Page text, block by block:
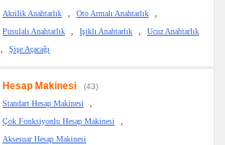
Akrilik Anahtarlık , Oto Armalı Anahtarlık ,
Pusulalı Anahtarlık , Işıklı Anahtarlık , Ucuz Anahtarlık
, Şişe Açacağı
Hesap Makinesi
(43)
Standart Hesap Makinesi
,
Çok Fonksiyonlu Hesap Makinesi ,
Aksesuar Hesap Makinesi